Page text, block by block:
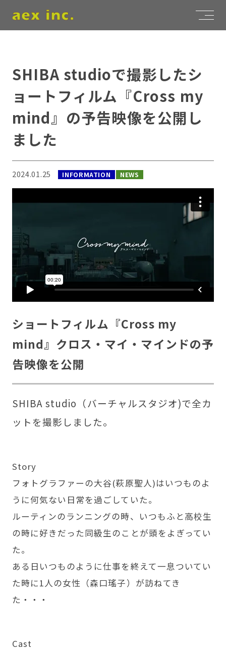
SHIBA studioで撮影したシ
ョートフィルム『Cross my
mind』の予告映像を公開し
ました
2024.01.25 INFORMATION NEWS
ショートフィルム『Cross my
mind』 クロス・マイ・マインドの予
告映像を公開
SHIBA studio（バーチャルスタジオ)で全カ
ットを撮影しました。
Story
フォトグラファーの大谷(萩原聖人)はいつものよ
うに何気ない日常を過ごしていた。
ルーティンのランニングの時、いつもふと高校生
の時に好きだった同級生のことが頭をよぎってい
た。
ある日いつものように仕事を終えて一息ついてい
た時に1人の女性（森口瑤子）が訪ねてき
た・・・
Cast